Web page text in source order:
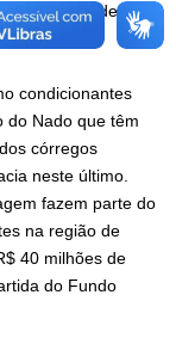
da Sudecap,
condicionantes
do Nado que têm
córregos
neste último.
fazem parte do
na região de
40 milhões de
do Fundo